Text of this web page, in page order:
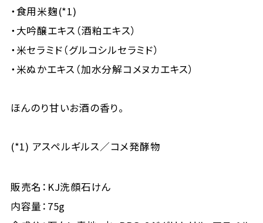
・食用米麹(*1)
・大吟醸エキス（酒粕エキス）
・米セラミド（グルコシルセラミド）
・米ぬかエキス（加水分解コメヌカエキス）
ほんのり甘いお酒の香り。
(*1) アスペルギルス／コメ発酵物
販売名：KJ洗顔石けん
内容量：75g